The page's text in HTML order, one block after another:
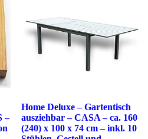
–
Home Deluxe – Gartentisch
ausziehbar – CASA – ca. 160
(240) x 100 x 74 cm – inkl. 10